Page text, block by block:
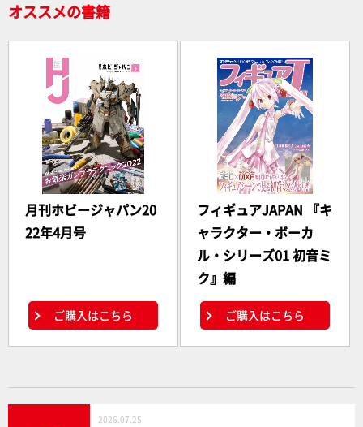
オススメの書籍
月刊ホビージャパン20
22年4月号
ご購入はこちら
フィギュアJAPAN 『キ
ャラクター・ボーカ
ル・シリーズ01 初音ミ
ク』編
ご購入はこちら
2026.07.25